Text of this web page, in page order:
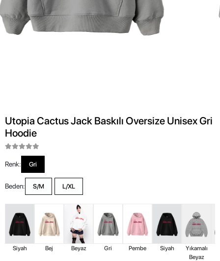
Utopia Cactus Jack Baskılı Oversize Unisex Gri
Hoodie
Renk: Gri
Beden: S/M L/XL
Siyah Bej Beyaz Gri Pembe Siyah
Yıkamalı
Beyaz